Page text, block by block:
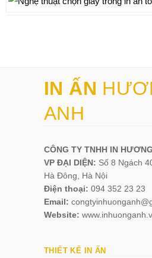
IN ẤN
ANH
CÔNG TY TNHH IN
VP ĐẠI DIỆN: Số 8 Ngách
Hà Đông, Hà Nội
Điện thoại: 094 352 23 23
Email:
Website:
THIẾT KẾ IN ẤN